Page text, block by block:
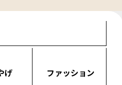
げ ファッション